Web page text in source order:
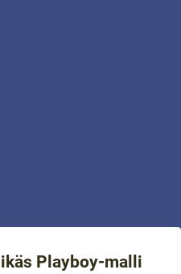
Playboy-malli